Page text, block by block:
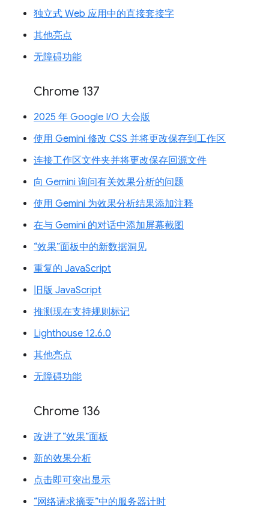
独立式 Web 应用中的直接套接字
其他亮点
无障碍功能
Chrome 137
2025 年 Google I/O 大会版
使用 Gemini 修改 CSS 并将更改保存到工作区
连接工作区文件夹并将更改保存回源文件
向 Gemini 询问有关效果分析的问题
使用 Gemini 为效果分析结果添加注释
在与 Gemini 的对话中添加屏幕截图
“效果”面板中的新数据洞见
重复的 JavaScript
旧版 JavaScript
推测现在支持规则标记
Lighthouse 12.6.0
其他亮点
无障碍功能
Chrome 136
改进了“效果”面板
新的效果分析
点击即可突出显示
“网络请求摘要”中的服务器计时